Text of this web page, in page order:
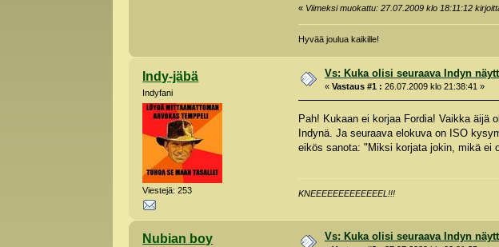
« Viimeksi muokattu: 27.07.2009 klo 18:11:12
Hyvää joulua kaikille!
Indy-jäbä
Indyfani
Viestejä: 253
Vs: Kuka olisi seuraava Indyn
« Vastaus #1 : 26.07.2009 klo 21:38:41 »
Pah! Kukaan ei korjaa Fordia! Vaikka äijä
Indynä. Ja seuraava elokuva on ISO
eikös sanota: "Miksi korjata jokin, mikä ei
KNEEEEEEEEEEEEEL!!!
Nubian boy Vs: Kuka olisi seuraava Indyn